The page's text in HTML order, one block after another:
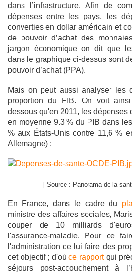
dans l’infrastructure. Afin de
dépenses entre les pays, les
converties en dollar américain et
de pouvoir d’achat des
jargon économique on dit que
dans le graphique ci-dessus sont
pouvoir d’achat (PPA).
Mais on peut aussi analyser les
proportion du PIB. On voit
dessous qu'en 2011, les dépenses
en moyenne 9.3 % du PIB dans
% aux États-Unis contre 11,6 %
Allemagne) :
[ Source : Panorama de la
En France, dans le cadre du
ministre des affaires sociales,
couper de 10 milliards
l'assurance-maladie. Pour ce
l'administration de lui faire des
cet objectif ; d'oùce rapportqui
séjours post-accouchement à